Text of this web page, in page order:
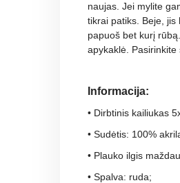
naujas. Jei mylite
tikrai patiks. Beje, jis
papuoš bet kurį
apykaklė.
Informacija:
• Dirbtinis kailiukas
• Sudėtis: 100%
• Plauko ilgis
• Spalva: ruda;